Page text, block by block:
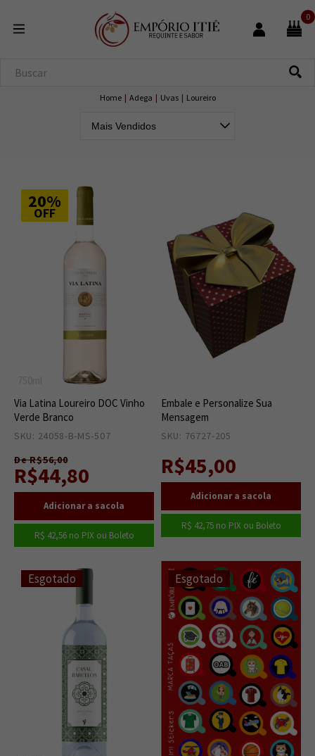
0
Home | Adega | Uvas | Loureiro
20%
OFF
Via Latina Loureiro DOC Vinho
Verde Branco
SKU: 24058-B-MS-507
De R$56,00
R$44,80
R$ 42,56no PIX ou Boleto
Embale e Personalize Sua
Mensagem
SKU: 76727-205
R$45,00
R$ 42,75no PIX ou Boleto
Esgotado Esgotado